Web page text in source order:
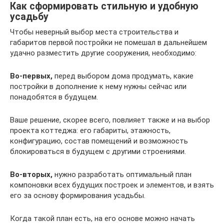
Как сформировать стильную и удобную
усадьбу
Чтобы неверный выбор места строительства и
габаритов первой постройки не помешал в дальнейшем
удачно разместить другие сооружения, необходимо:
Во-первых, перед выбором дома продумать, какие
постройки в дополнение к нему нужны сейчас или
понадобятся в будущем.
Ваше решение, скорее всего, повлияет также и на выбор
проекта коттеджа: его габариты, этажность,
конфигурацию, состав помещений и возможность
блокироваться в будущем с другими строениями.
Во-вторых, нужно разработать оптимальный план
компоновки всех будущих построек и элементов, и взять
его за основу формирования усадьбы.
Когда такой план есть, на его основе можно начать